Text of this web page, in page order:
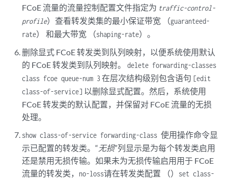
FCoE 流量的流量控制配置文件指定为 traffic-control-
profile）查看转发类集的最小保证带宽 （guaranteed-
rate） 和最大带宽 （shaping-rate）。
删除显式 FCoE 转发类到队列映射，以便系统使用默认
的 FCoE 转发类到队列映射。delete forwarding-classes
class fcoe queue-num 3 在层次结构级别包含语句 [edit
class-of-service] 以删除显式配置。然后，系统使用
FCoE 转发类的默认配置，并保留对 FCoE 流量的无损
处理。
show class-of-service forwarding-class使用操作命令显
示已配置的转发类。“无损”列显示是为每个转发类启用
还是禁用无损传输。如果未为无损传输启用用于 FCoE
流量的转发类， no-loss请在转发类配置 （） set class-